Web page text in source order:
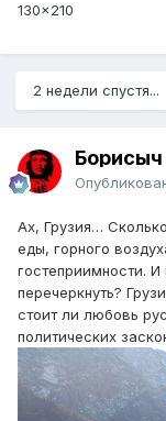
130×210
2 недели спустя...
Ах, Грузия…
еды, горного
гостеприимности.
перечеркнуть?
стоит ли любовь
политических